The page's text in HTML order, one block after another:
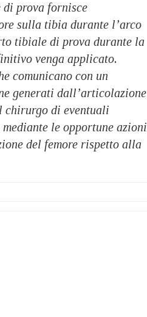
prova fornisce
sulla tibia durante l’arco
tibiale di prova durante la
venga applicato.
comunicano con un
generati dall’articolazione
chirurgo di eventuali
le opportune azioni
del femore rispetto alla